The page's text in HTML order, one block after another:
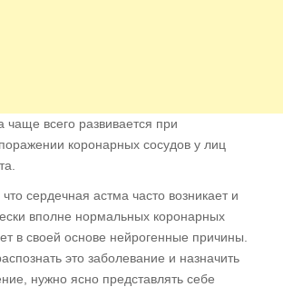
чаще всего развивается при
коронарных сосудов у лиц
сердечная астма часто возникает и
вполне нормальных коронарных
в своей основе нейрогенные причины.
это заболевание и назначить
нужно ясно представлять себе